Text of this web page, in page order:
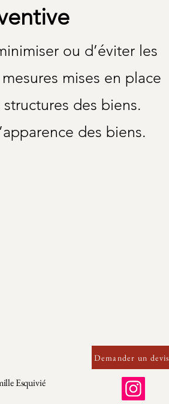
ou d’éviter les
mises en place
des biens.
des biens.
Esquivié
Demander un devis